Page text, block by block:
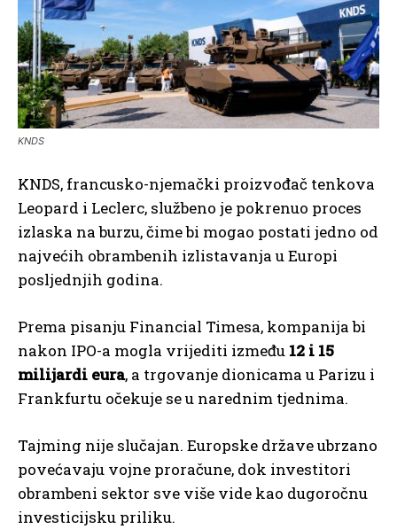
KNDS
KNDS, francusko-njemački proizvođač tenkova
Leopard i Leclerc, službeno je pokrenuo proces
izlaska na burzu, čime bi mogao postati jedno od
najvećih obrambenih izlistavanja u Europi
posljednjih godina.
Prema pisanju Financial Timesa, kompanija bi
nakon IPO-a mogla vrijediti između 12 i 15
milijardi eura, a trgovanje dionicama u Parizu i
Frankfurtu očekuje se u narednim tjednima.
Tajming nije slučajan. Europske države ubrzano
povećavaju vojne proračune, dok investitori
obrambeni sektor sve više vide kao dugoročnu
investicijsku priliku.